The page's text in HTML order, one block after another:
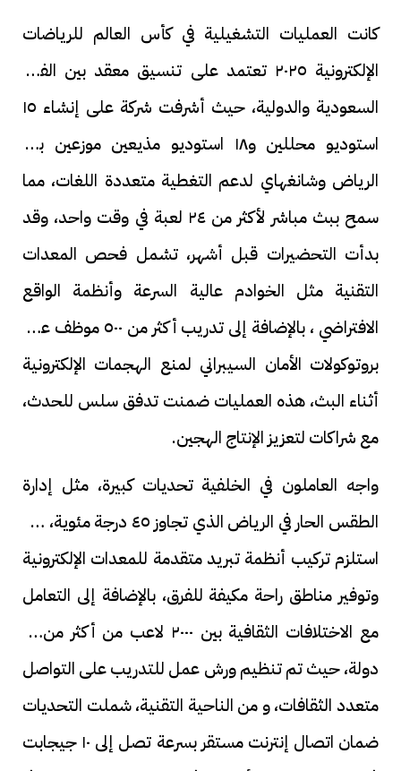
كانت العمليات التشغيلية في كأس العالم للرياضات
الإلكترونية ٢٠٢٥ تعتمد على تنسيق معقد بين الفرق
السعودية والدولية، حيث أشرفت شركة على إنشاء ١٥
استوديو محللين و١٨ استوديو مذيعين موزعين بين
الرياض وشانغهاي لدعم التغطية متعددة اللغات، مما
سمح ببث مباشر لأكثر من ٢٤ لعبة في وقت واحد، وقد
بدأت التحضيرات قبل أشهر، تشمل فحص المعدات
التقنية مثل الخوادم عالية السرعة وأنظمة الواقع
الافتراضي ، بالإضافة إلى تدريب أكثر من ٥٠٠ موظف على
بروتوكولات الأمان السيبراني لمنع الهجمات الإلكترونية
أثناء البث، هذه العمليات ضمنت تدفق سلس للحدث،
مع شراكات لتعزيز الإنتاج الهجين.
واجه العاملون في الخلفية تحديات كبيرة، مثل إدارة
الطقس الحار في الرياض الذي تجاوز ٤٥ درجة مئوية، مما
استلزم تركيب أنظمة تبريد متقدمة للمعدات الإلكترونية
وتوفير مناطق راحة مكيفة للفرق، بالإضافة إلى التعامل
مع الاختلافات الثقافية بين ٢٠٠٠ لاعب من أكثر من ١٠٠
دولة، حيث تم تنظيم ورش عمل للتدريب على التواصل
متعدد الثقافات، و من الناحية التقنية، شملت التحديات
ضمان اتصال إنترنت مستقر بسرعة تصل إلى ١٠ جيجابت